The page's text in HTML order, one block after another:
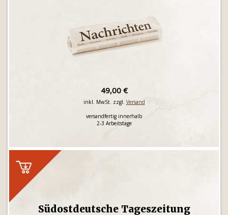
49,00 €
inkl. MwSt. zzgl. Versand
versandfertig innerhalb
2-3 Arbeitstage
Südostdeutsche Tageszeitung